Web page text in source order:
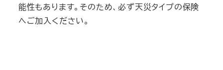
能性もあります。そのため、必ず天災タイプの保険
へご加入ください。